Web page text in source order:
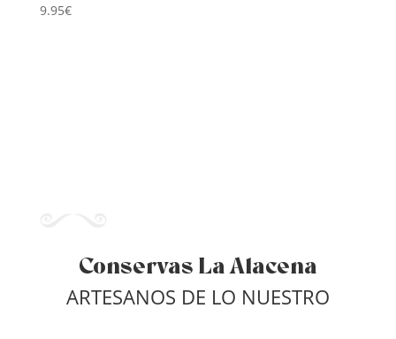
9.95€
Conservas La Alacena
ARTESANOS DE LO NUESTRO